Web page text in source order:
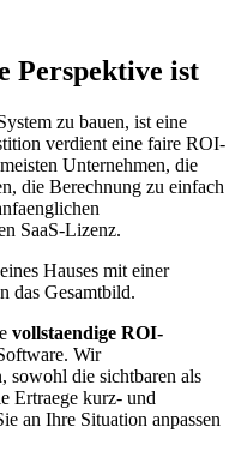
Perspektive ist
zu bauen, ist eine
verdient eine faire ROI-
Unternehmen, die
die Berechnung zu einfach
SaaS-Lizenz.
Hauses mit einer
das Gesamtbild.
vollstaendige ROI-
Wir
sowohl die sichtbaren als
Ertraege kurz- und
an Ihre Situation anpassen